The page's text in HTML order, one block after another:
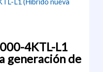
4KTL-L1
generación de